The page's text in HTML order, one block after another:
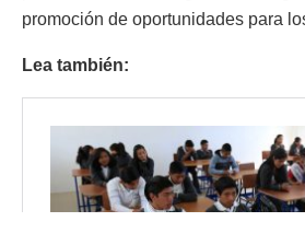
promoción de oportunidades para
Lea también: